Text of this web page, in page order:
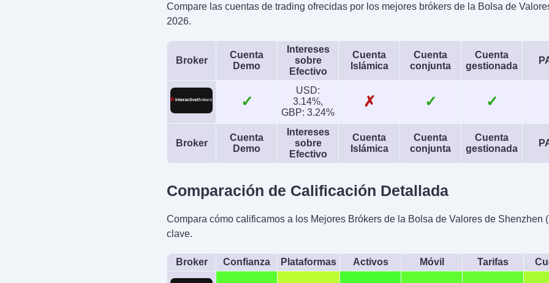
Compare las cuentas de trading ofrecidas por los mejores brókers de la Bolsa de
2026.
Broker
Cuenta
Demo
Intereses
sobre
Efectivo
Cuenta
Islámica
Cuenta
conjunta
Cuenta
gestionada
✓
USD:
3.14%,
GBP: 3.24%
✗ ✓ ✓
Broker
Cuenta
Demo
Intereses
sobre
Efectivo
Cuenta
Islámica
Cuenta
conjunta
Cuenta
gestionada
Comparación de Calificación Detallada
Compara cómo calificamos a los Mejores Brókers de la Bolsa de Valores de Shenzhen
clave.
Broker Confianza Plataformas Activos Móvil Tarifas